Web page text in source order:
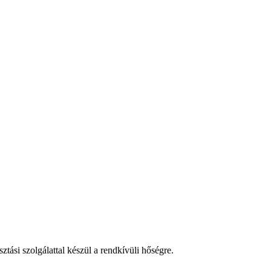
szolgálattal készül a rendkívüli hőségre.